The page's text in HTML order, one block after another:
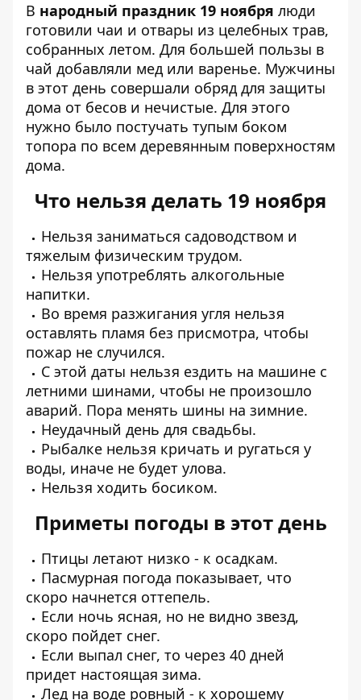
В народный праздник 19 ноября люди
готовили чаи и отвары из целебных трав,
собранных летом. Для большей пользы в
чай ​​добавляли мед или варенье. Мужчины
в этот день совершали обряд для защиты
дома от бесов и нечистые. Для этого
нужно было постучать тупым боком
топора по всем деревянным поверхностям
дома.
Что нельзя делать 19 ноября
Нельзя заниматься садоводством и
тяжелым физическим трудом.
Нельзя употреблять алкогольные
напитки.
Во время разжигания угля нельзя
оставлять пламя без присмотра, чтобы
пожар не случился.
С этой даты нельзя ездить на машине с
летними шинами, чтобы не произошло
аварий. Пора менять шины на зимние.
Неудачный день для свадьбы.
Рыбалке нельзя кричать и ругаться у
воды, иначе не будет улова.
Нельзя ходить босиком.
Приметы погоды в этот день
Птицы летают низко - к осадкам.
Пасмурная погода показывает, что
скоро начнется оттепель.
Если ночь ясная, но не видно звезд,
скоро пойдет снег.
Если выпал снег, то через 40 дней
придет настоящая зима.
Лед на воде ровный - к хорошему